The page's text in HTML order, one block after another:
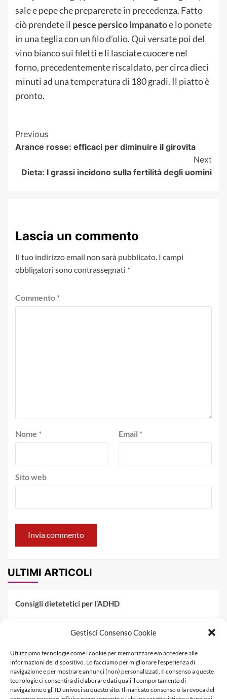
Gestisci Consenso Cookie
Utilizziamo tecnologie come i cookie per memorizzare e/o accedere alle
informazioni del dispositivo. Lo facciamo per migliorare l'esperienza di
navigazione e per mostrare annunci (non) personalizzati. Il consenso a queste
tecnologie ci consentirà di elaborare dati quali il comportamento di
navigazione o gli ID univoci su questo sito. Il mancato consenso o la revoca del
sale e pepe che preparerete in precedenza. Fatto
ciò prendete il pesce persico impanatoe lo ponete
in una teglia con un filo d’olio. Qui versate poi del
vino bianco sui filetti e li lasciate cuocere nel
forno, precedentemente riscaldato, per circa dieci
minuti ad una temperatura di 180 gradi. Il piatto è
pronto.
Post
Navigation
Previous
Arance rosse: efficaci per diminuire il girovita
Next
Dieta: I grassi incidono sulla fertilità degli uomini
Lascia un commento
Il tuo indirizzo email non sarà pubblicato. I campi
obbligatori sono contrassegnati *
Commento *
Nome * Email *
Sito web
ULTIMI ARTICOLI
Consigli dietetetici per l’ADHD
Fenilchetonuria
Dieta militare: come funziona, opinioni e schema tipo per
dimagrire in 3 giorni